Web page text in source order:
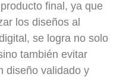
final, ya que
los diseños al
se logra no solo
también evitar
diseño validado y